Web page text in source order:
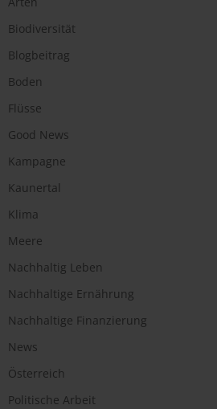
Biodiversität
Blogbeitrag
Boden
Flüsse
Good News
Kampagne
Kaunertal
Klima
Meere
Nachhaltig Leben
Nachhaltige Ernährung
Nachhaltige Finanzierung
News
Österreich
Politische Arbeit